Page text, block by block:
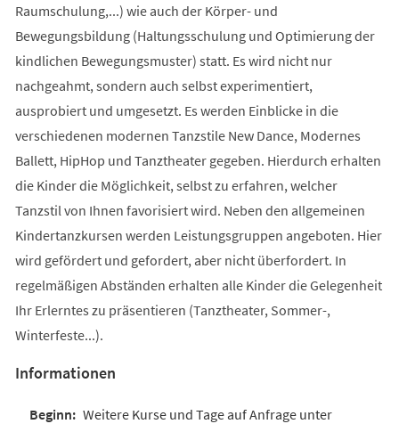
Raumschulung,...) wie auch der Körper- und
Bewegungsbildung (Haltungsschulung und Optimierung der
kindlichen Bewegungsmuster) statt. Es wird nicht nur
nachgeahmt, sondern auch selbst experimentiert,
ausprobiert und umgesetzt. Es werden Einblicke in die
verschiedenen modernen Tanzstile New Dance, Modernes
Ballett, HipHop und Tanztheater gegeben. Hierdurch erhalten
die Kinder die Möglichkeit, selbst zu erfahren, welcher
Tanzstil von Ihnen favorisiert wird. Neben den allgemeinen
Kindertanzkursen werden Leistungsgruppen angeboten. Hier
wird gefördert und gefordert, aber nicht überfordert. In
regelmäßigen Abständen erhalten alle Kinder die Gelegenheit
Ihr Erlerntes zu präsentieren (Tanztheater, Sommer-,
Winterfeste...).
Informationen
Weitere Kurse und Tage auf Anfrage unter